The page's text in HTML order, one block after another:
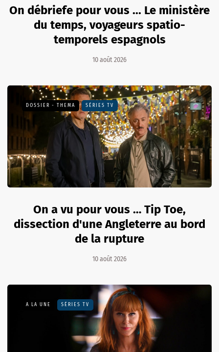
On débriefe pour vous ... Le ministère
du temps, voyageurs spatio-
temporels espagnols
10 août 2026
DOSSIER - THEMA SÉRIES TV
On a vu pour vous … Tip Toe,
dissection d'une Angleterre au bord
de la rupture
10 août 2026
A LA UNE SÉRIES TV